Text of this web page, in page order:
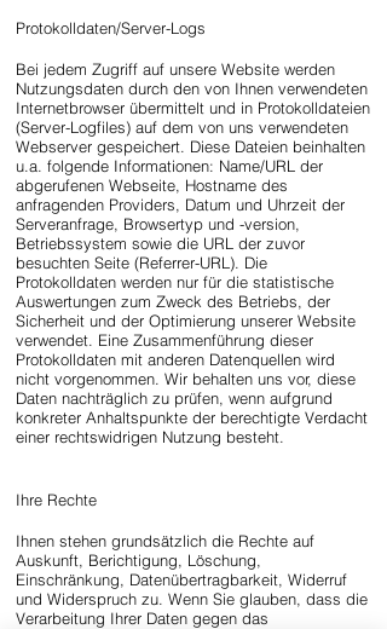
Protokolldaten/Server-Logs
Bei jedem Zugriff auf unsere Website werden
Nutzungsdaten durch den von Ihnen verwendeten
Internetbrowser übermittelt und in Protokolldateien
(Server-Logfiles) auf dem von uns verwendeten
Webserver gespeichert. Diese Dateien beinhalten
u.a. folgende Informationen: Name/URL der
abgerufenen Webseite, Hostname des
anfragenden Providers, Datum und Uhrzeit der
Serveranfrage, Browsertyp und -version,
Betriebssystem sowie die URL der zuvor
besuchten Seite (Referrer-URL). Die
Protokolldaten werden nur für die statistische
Auswertungen zum Zweck des Betriebs, der
Sicherheit und der Optimierung unserer Website
verwendet. Eine Zusammenführung dieser
Protokolldaten mit anderen Datenquellen wird
nicht vorgenommen. Wir behalten uns vor, diese
Daten nachträglich zu prüfen, wenn aufgrund
konkreter Anhaltspunkte der berechtigte Verdacht
einer rechtswidrigen Nutzung besteht.
Ihre Rechte
Ihnen stehen grundsätzlich die Rechte auf
Auskunft, Berichtigung, Löschung,
Einschränkung, Datenübertragbarkeit, Widerruf
und Widerspruch zu. Wenn Sie glauben, dass die
Verarbeitung Ihrer Daten gegen das